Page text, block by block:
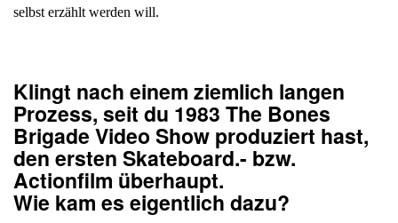
selbst erzählt werden will.
Klingt nach einem ziemlich langen
Prozess, seit du 1983 The Bones
Brigade Video Show produziert hast,
den ersten Skateboard.- bzw.
Actionfilm überhaupt.
Wie kam es eigentlich dazu?